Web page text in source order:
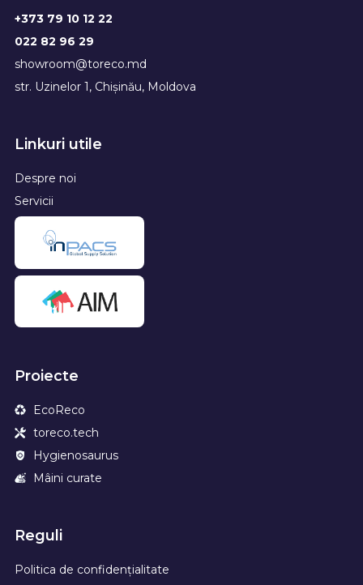
+373 79 10 12 22
022 82 96 29
showroom@toreco.md
str. Uzinelor 1, Chișinău, Moldova
Linkuri utile
Despre noi
Servicii
Proiecte
EcoReco
toreco.tech
Hygienosaurus
Mâini curate
Reguli
Politica de confidențialitate